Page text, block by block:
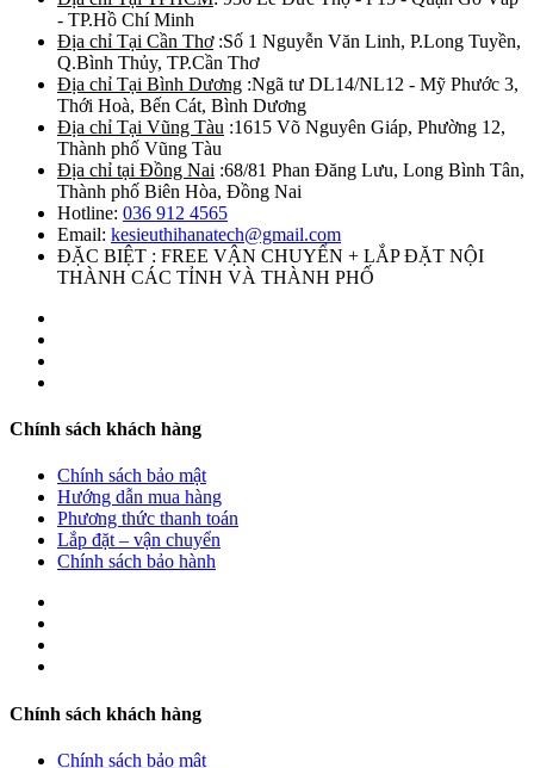
- TP.Hồ Chí Minh
Địa chỉ Tại Cần Thơ:Số 1 Nguyễn Văn Linh, P.Long Tuyền,
Q.Bình Thủy, TP.Cần Thơ
Địa chỉ Tại Bình Dương :Ngã tư DL14/NL12 - Mỹ Phước 3,
Thới Hoà, Bến Cát, Bình Dương
Địa chỉ Tại Vũng Tàu :1615 Võ Nguyên Giáp, Phường 12,
Thành phố Vũng Tàu
Địa chỉ tại Đồng Nai :68/81 Phan Đăng Lưu, Long Bình Tân,
Thành phố Biên Hòa, Đồng Nai
Hotline: 036 912 4565
Email: kesieuthihanatech@gmail.com
ĐẶC BIỆT : FREE VẬN CHUYỂN + LẮP ĐẶT NỘI
THÀNH CÁC TỈNH VÀ THÀNH PHỐ
Chính sách khách hàng
Chính sách bảo mật
Hướng dẫn mua hàng
Phương thức thanh toán
Lắp đặt – vận chuyển
Chính sách bảo hành
Chính sách khách hàng
Chính sách bảo mật